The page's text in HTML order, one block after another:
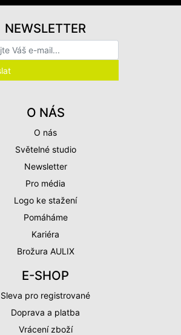
O NÁS
O nás
Světelné studio
Newsletter
Pro média
Logo ke stažení
Pomáháme
Kariéra
Brožura AULIX
E-SHOP
Sleva pro registrované
Doprava a platba
Vrácení zboží
NEWSLETTER